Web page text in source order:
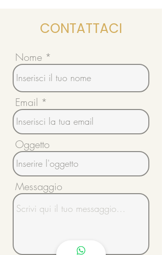
CONTATTACI
Nome
Email
Oggetto
Messaggio